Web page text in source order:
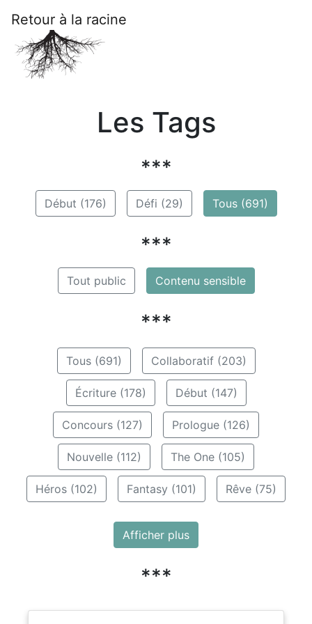
Retour à la racine
Les Tags
***
Début (176) Défi (29) Tous (691)
***
Tout public Contenu sensible
***
Tous (691) Collaboratif (203)
Écriture (178) Début (147)
Concours (127) Prologue (126)
Nouvelle (112) The One (105)
Héros (102) Fantasy (101) Rêve (75)
Afficher plus
***